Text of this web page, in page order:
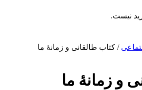
نیست.
/ کتاب طالقانی و زمانۀ ما
و زمانۀ ما